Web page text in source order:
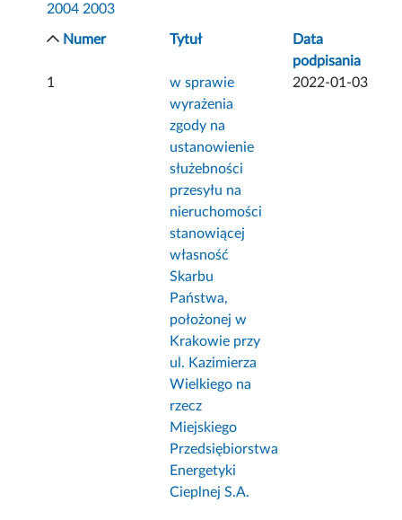
2004 2003
Numer Tytuł
Data
podpisania
1
w sprawie
wyrażenia
zgody na
ustanowienie
służebności
przesyłu na
nieruchomości
stanowiącej
własność
Skarbu
Państwa,
położonej w
Krakowie przy
ul. Kazimierza
Wielkiego na
rzecz
Miejskiego
Przedsiębiorstwa
Energetyki
Cieplnej S.A.
2022-01-03